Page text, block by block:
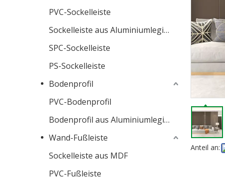
PVC-Sockelleiste
Sockelleiste aus Aluminiumlegierung
SPC-Sockelleiste
PS-Sockelleiste
Bodenprofil
PVC-Bodenprofil
Bodenprofil aus Aluminiumlegierung
Wand-Fußleiste
Sockelleiste aus MDF
PVC-Fußleiste
Anteil an: